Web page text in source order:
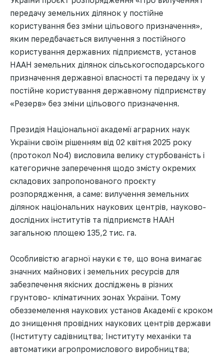
передачу земельних ділянок у постійне
користування без зміни цільового призначення»,
яким передбачається вилучення з постійного
користування державних підприємств, установ
НААН земельних ділянок сільськогосподарського
призначення державної власності та передачу їх у
постійне користування державному підприємству
«Резерв» без зміни цільового призначення.
Президія Національної академії аграрних наук
України своїм рішенням від 02 квітня 2025 року
(протокол No4) висловила велику стурбованість і
категоричне заперечення щодо змісту окремих
складових запропонованого проєкту
розпорядження, а саме: вилучення земельних
ділянок національних наукових центрів, науково-
дослідних інститутів та підприємств НААН
загальною площею 135,2 тис. га.
Особливістю агарної науки є те, що вона вимагає
значних майнових і земельних ресурсів для
забезпечення якісних досліджень в різних
грунтово- кліматичних зонах України. Тому
обезземелення наукових установ Академії є кроком
до знищення провідних наукових центрів держави
(Інституту садівництва; Інституту механіки та
автоматики агропромислового виробництва;